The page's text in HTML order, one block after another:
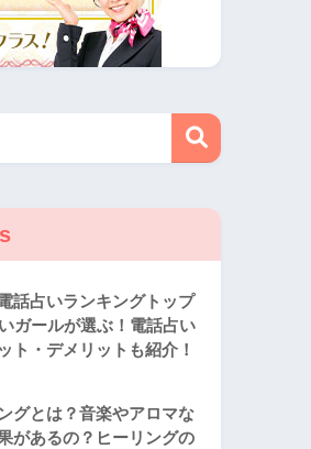
話占いランキングトップ
ガールが選ぶ！電話占い
ト・デメリットも紹介！
グとは？音楽やアロマな
があるの？ヒーリングの